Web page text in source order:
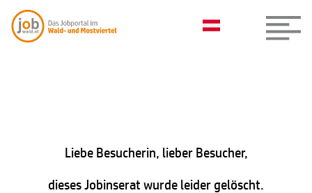
Liebe Besucherin, lieber Besucher,
dieses Jobinserat wurde leider gelöscht.